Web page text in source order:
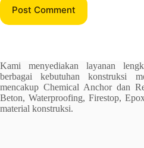
Post Comment
Kami menyediakan layanan
berbagai kebutuhan konstruksi
mencakup Chemical Anchor dan
Beton, Waterproofing, Firestop,
material konstruksi.